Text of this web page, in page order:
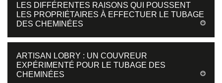
LES DIFFÉRENTES RAISONS QUI POUSSENT
LES PROPRIÉTAIRES À EFFECTUER LE TUBAGE
DES CHEMINÉES
ARTISAN LOBRY : UN COUVREUR
EXPÉRIMENTÉ POUR LE TUBAGE DES
CHEMINÉES